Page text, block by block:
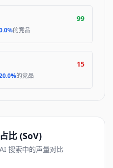
99
的竞品
15
的竞品
比 (SoV)
搜索中的声量对比